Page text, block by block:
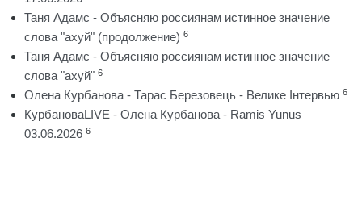
Таня Адамс - Объясняю россиянам истинное значение
слова "ахуй" (продолжение) 6
Таня Адамс - Объясняю россиянам истинное значение
слова "ахуй" 6
Олена Курбанова - Тарас Березовець - Велике Інтервью 6
КурбановаLIVE - Олена Курбанова - Ramis Yunus
03.06.2026 6